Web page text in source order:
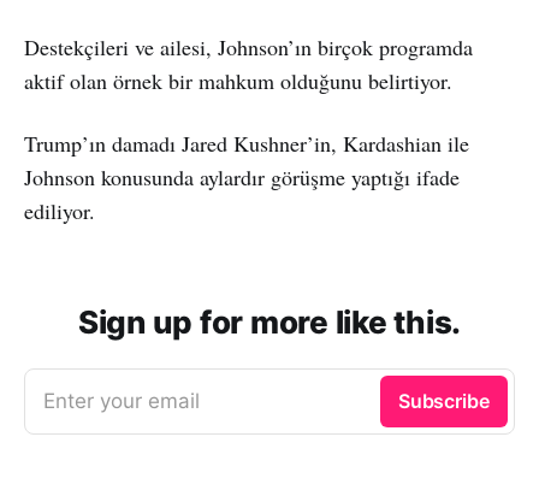
Destekçileri ve ailesi, Johnson’ın birçok programda
aktif olan örnek bir mahkum olduğunu belirtiyor.
Trump’ın damadı Jared Kushner’in, Kardashian ile
Johnson konusunda aylardır görüşme yaptığı ifade
ediliyor.
Sign up for more like this.
Enter your email Subscribe